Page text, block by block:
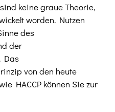
keine graue Theorie,
worden. Nutzen
des
der
Das
von den heute
HACCP können Sie zur